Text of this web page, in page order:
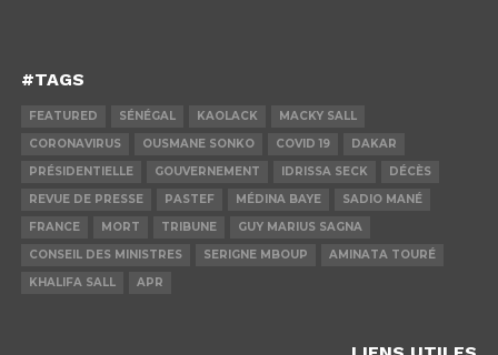
#TAGS
FEATURED SÉNÉGAL KAOLACK
MACKY SALL
CORONAVIRUS
OUSMANE SONKO COVID 19
DAKAR
PRÉSIDENTIELLE
GOUVERNEMENT IDRISSA SECK
DÉCÈS
REVUE DE PRESSE
PASTEF MÉDINA BAYE
SADIO MANÉ
FRANCE
MORT TRIBUNE
GUY MARIUS SAGNA
CONSEIL DES MINISTRES
SERIGNE MBOUP
AMINATA TOURÉ
KHALIFA SALL
APR